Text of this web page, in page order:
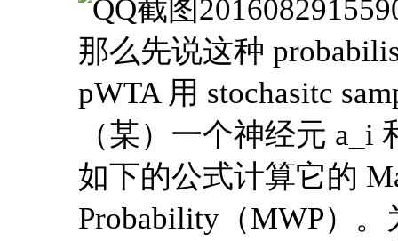
那么先说这种
pWTA 用 stochasitc
（某）一个神经元
如下的公式计算它的
Probability（MWP）